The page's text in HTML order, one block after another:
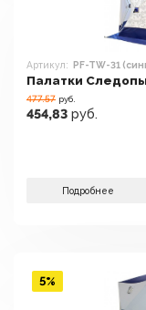
Артикул: PF-TW-31
Палатки
477.57 руб.
454,83 руб.
Подробнее
5%